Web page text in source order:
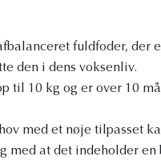
fuldfoder, der
den i dens voksenliv.
til 10 kg og er over 10
med et nøje tilpasset
med at det indeholder